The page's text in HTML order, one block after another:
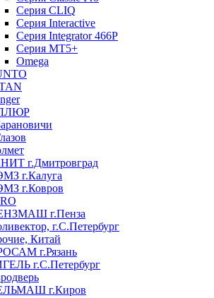
Серия CLIQ
Серия Interactive
Серия Integrator 466P
Серия MT5+
Omega
г.Дмитровград
г.Калуга
г.Ковров
г.Пенза
г.С.Петербург
Китай
г.Рязань
г.С.Петербург
г.Киров